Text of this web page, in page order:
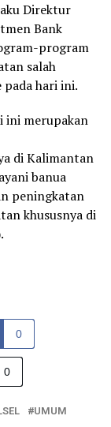
Direktur
Bank
program
salah
hari ini.
ini merupakan
di Kalimantan
banua
peningkatan
khususnya di
0
0
UMUM